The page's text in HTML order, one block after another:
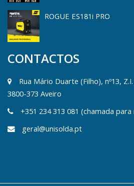
ROGUE ES181i PRO
CONTACTOS
Rua Mário Duarte (Filho), nº13,
3800-373 Aveiro
+351 234 313 081 (chamada
geral@unisolda.pt